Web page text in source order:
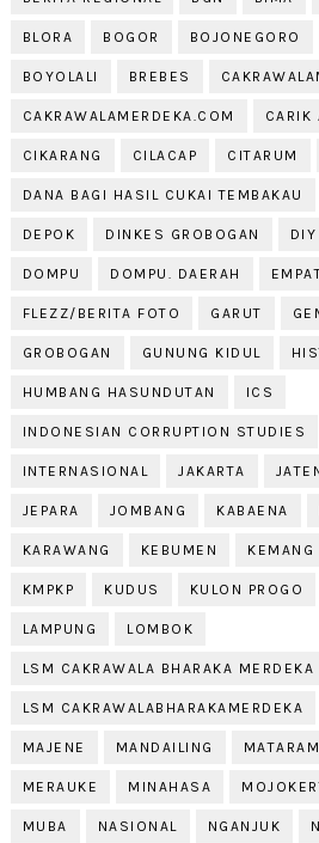
BLORA BOGOR BOJONEGORO
BOYOLALI BREBES
CAKRAWALAMERDEKA.COM CARIK
CIKARANG CILACAP CITARUM
DANA BAGI HASIL CUKAI TEMBAKAU
DEPOK DINKES GROBOGAN DIY
DOMPU DOMPU. DAERAH
FLEZZ/BERITA FOTO GARUT
GROBOGAN GUNUNG KIDUL
HUMBANG HASUNDUTAN ICS
INDONESIAN CORRUPTION STUDIES
INTERNASIONAL JAKARTA
JEPARA JOMBANG KABAENA
KARAWANG KEBUMEN KEMANG
KMPKP KUDUS KULON PROGO
LAMPUNG LOMBOK
LSM CAKRAWALA BHARAKA MERDEKA
LSM CAKRAWALABHARAKAMERDEKA
MAJENE MANDAILING MATARAM
MERAUKE MINAHASA
MUBA NASIONAL NGANJUK